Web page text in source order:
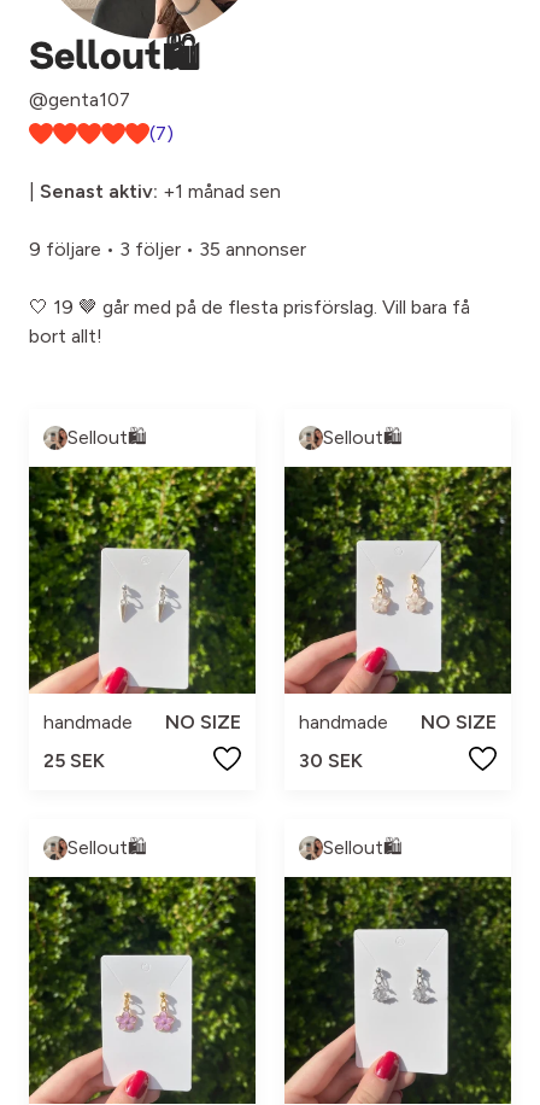
Sellout🛍️
@genta107
(7)
Senast aktiv: +1 månad sen
9 följare • 3 följer • 35 annonser
🤍 19 🤎 går med på de flesta prisförslag. Vill bara få
bort allt!
Sellout🛍️
handmade
NO SIZE
25 SEK
Sellout🛍️
handmade
NO SIZE
30 SEK
Sellout🛍️ Sellout🛍️